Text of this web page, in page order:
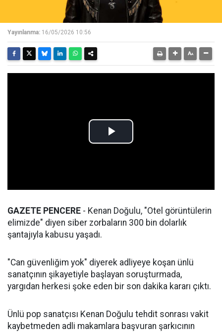
Yayınlanma: 16/05/2026 10:56
GAZETE PENCERE - Kenan Doğulu, "Otel görüntülerin
elimizde" diyen siber zorbaların 300 bin dolarlık
şantajıyla kabusu yaşadı.
"Can güvenliğim yok" diyerek adliyeye koşan ünlü
sanatçının şikayetiyle başlayan soruşturmada,
yargıdan herkesi şoke eden bir son dakika kararı çıktı.
Ünlü pop sanatçısı Kenan Doğulu tehdit sonrası vakit
kaybetmeden adli makamlara başvuran şarkıcının